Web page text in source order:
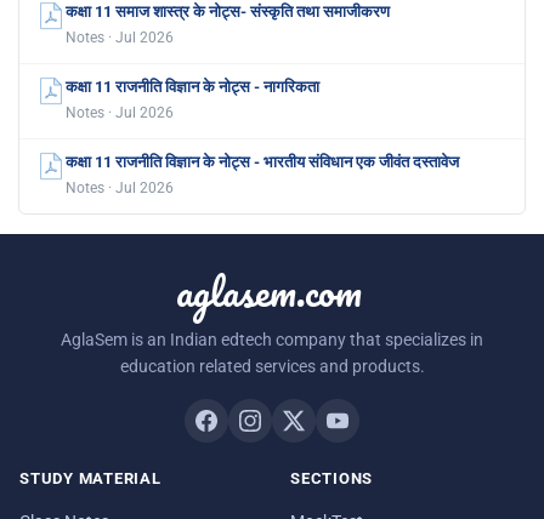
कक्षा 11 समाज शास्त्र के नोट्स- संस्कृति तथा समाजीकरण
Notes · Jul 2026
कक्षा 11 राजनीति विज्ञान के नोट्स - नागरिकता
Notes · Jul 2026
कक्षा 11 राजनीति विज्ञान के नोट्स - भारतीय संविधान एक जीवंत दस्तावेज
Notes · Jul 2026
aglasem.com
AglaSem is an Indian edtech company that specializes in
education related services and products.
STUDY MATERIAL SECTIONS